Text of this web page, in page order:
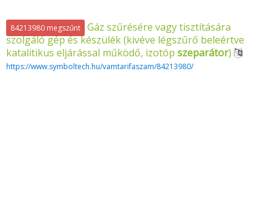
84213980 megszűnt
Gáz szűrésére vagy tisztítására
szolgáló gép és készülék (kivéve légszűrő beleértve
katalitikus eljárással működő, izotóp szeparátor)
https://www.symboltech.hu/vamtarifaszam/84213980/